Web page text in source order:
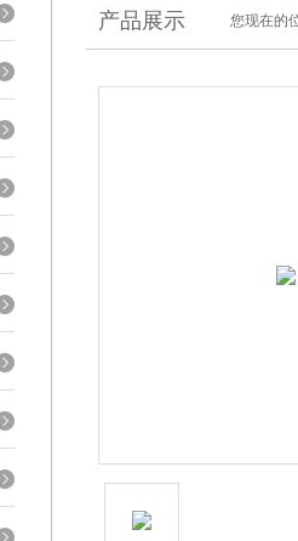
产品展示 您现在的